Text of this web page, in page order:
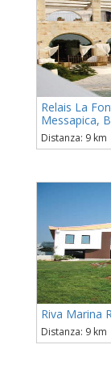
Relais La
Messapica,
Distanza: 9 km
Riva Marina
Distanza: 9 km